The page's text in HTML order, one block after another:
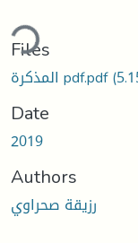
Files
المذكرة pdf.pdf
Date
2019
Authors
رزيقة صحراوي